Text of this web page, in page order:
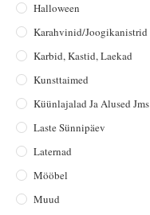
Halloween
Karahvinid/joogikanistrid
Karbid, Kastid, Laekad
Kunsttaimed
Küünlajalad Ja Alused Jms
Laste Sünnipäev
Laternad
Mööbel
Muud